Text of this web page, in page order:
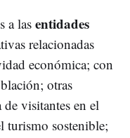
a lasentidades
relacionadas
económica; con
otras
de visitantes en el
turismo sostenible;